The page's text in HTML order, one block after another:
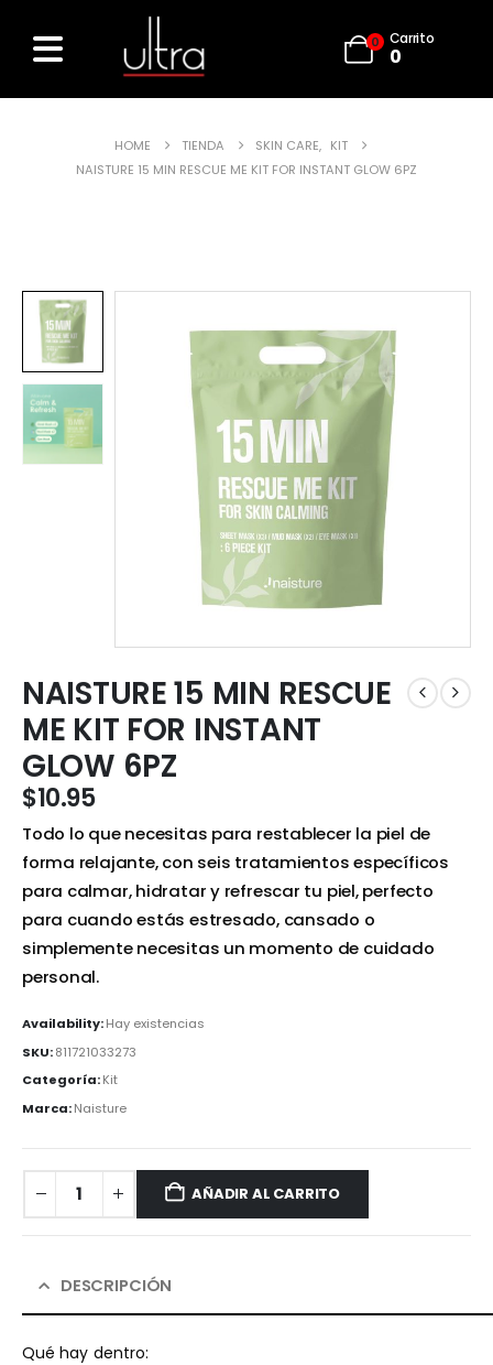
0 Carrito
0
HOME TIENDA SKIN CARE, KIT
NAISTURE 15 MIN RESCUE ME KIT FOR INSTANT GLOW 6PZ
NAISTURE 15 MIN RESCUE
ME KIT FOR INSTANT
GLOW 6PZ
$10.95
Todo lo que necesitas para restablecer la piel de
forma relajante, con seis tratamientos específicos
para calmar, hidratar y refrescar tu piel, perfecto
para cuando estás estresado, cansado o
simplemente necesitas un momento de cuidado
personal.
Availability:Hay existencias
SKU:811721033273
Categoría:Kit
Marca:Naisture
AÑADIR AL CARRITO
DESCRIPCIÓN
Qué hay dentro: